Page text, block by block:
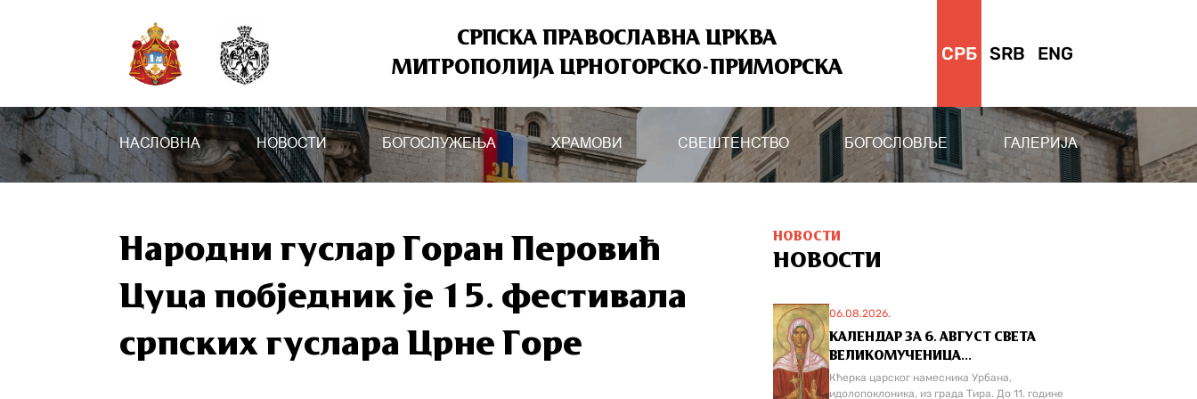
СРПСКА ПРАВОСЛАВНА ЦРКВА
МИТРОПОЛИЈА ЦРНОГОРСКО-ПРИМОРСКА
СРБ SRB ENG
НАСЛОВНА НОВОСТИ БОГОСЛУЖЕЊА ХРАМОВИ СВЕШТЕНСТВО БОГОСЛОВЉЕ ГАЛЕРИЈА
Народни гуслар Горан Перовић
Цуца побједник је 15. фестивала
српских гуслара Црне Горе
НОВОСТИ
НОВОСТИ
06.08.2026.
КАЛЕНДАР ЗА 6. АВГУСТ СВЕТА
ВЕЛИКОМУЧЕНИЦА...
Кћерка царског намесника Урбана,
идолопоклоника, из града Тира. До 11. године